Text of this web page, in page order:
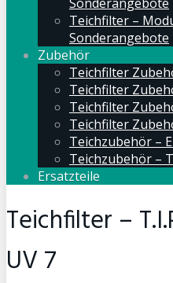
Teichfilter –
Sonderangebote
Zubehör
Teichfilter
Teichfilter
Teichfilter
Teichfilter
Teichzubehör –
Teichzubehör –
Ersatzteile
Teichfilter –
UV 7